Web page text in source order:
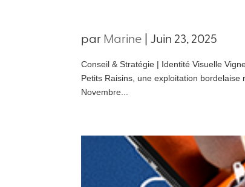
parMarine | Juin 23, 2025
Conseil & Stratégie | Identité Visuelle
Petits Raisins, une exploitation
Novembre...